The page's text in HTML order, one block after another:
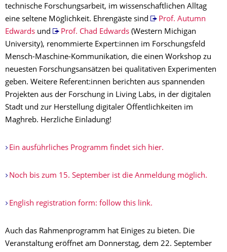
technische Forschungsarbeit, im wissenschaftlichen Alltag
eine seltene Möglichkeit. Ehrengäste sind
Prof. Autumn
Edwards und Prof. Chad Edwards(Western Michigan
University), renommierte Expert:innen im Forschungsfeld
Mensch-Maschine-Kommunikation, die einen Workshop zu
neuesten Forschungsansätzen bei qualitativen Experimenten
geben. Weitere Referent:innen berichten aus spannenden
Projekten aus der Forschung in Living Labs, in der digitalen
Stadt und zur Herstellung digitaler Öffentlichkeiten im
Maghreb. Herzliche Einladung!
Ein ausführliches Programm findet sich hier.
Noch bis zum 15. September ist die Anmeldung möglich.
English registration form: follow this link.
Auch das Rahmenprogramm hat Einiges zu bieten. Die
Veranstaltung eröffnet am Donnerstag, dem 22. September